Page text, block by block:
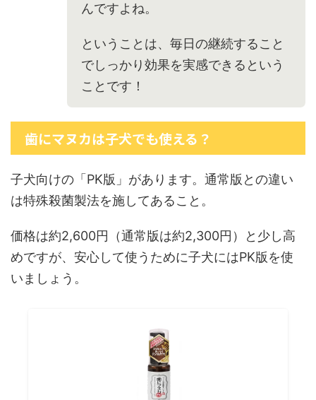
んですよね。
ということは、毎日の継続すること
でしっかり効果を実感できるという
ことです！
歯にマヌカは子犬でも使える？
子犬向けの「PK版」があります。通常版との違い
は特殊殺菌製法を施してあること。
価格は約2,600円（通常版は約2,300円）と少し高
めですが、安心して使うために子犬にはPK版を使
いましょう。